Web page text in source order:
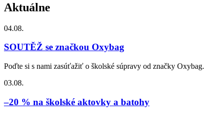
Aktuálne
04.08.
SOUTĚŽ se značkou Oxybag
Poďte si s nami zasúťažiť o školské súpravy od značky Oxybag.
03.08.
–20 % na školské aktovky a batohy